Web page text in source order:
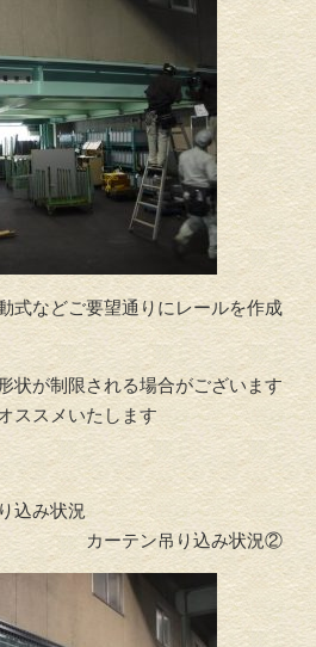
式などご要望通りにレールを作成
状が制限される場合がございます
ススメいたします
状況
り込み状況②